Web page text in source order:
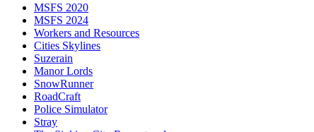
MSFS 2020
MSFS 2024
Workers and Resources
Cities Skylines
Suzerain
Manor Lords
SnowRunner
RoadCraft
Police Simulator
Stray